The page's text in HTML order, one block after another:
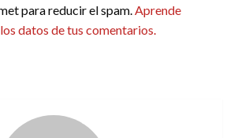
para reducir el spam.Aprende
datos de tus comentarios.